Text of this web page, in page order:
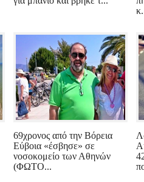
69χρονος από την Βόρεια
Εύβοια «έσβησε» σε
νοσοκομείο των Αθηνών
(ΦΩΤΟ...